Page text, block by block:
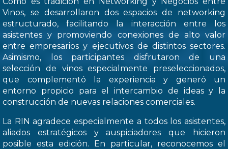
Vinos, se desarrollaron dos espacios de networking
estructurado, facilitando la interacción entre los
asistentes y promoviendo conexiones de alto valor
entre empresarios y ejecutivos de distintos sectores.
Asimismo, los participantes disfrutaron de una
selección de vinos especialmente preseleccionados,
que complementó la experiencia y generó un
entorno propicio para el intercambio de ideas y la
construcción de nuevas relaciones comerciales.
La RIN agradece especialmente a todos los asistentes,
aliados estratégicos y auspiciadores que hicieron
posible esta edición. En particular, reconocemos el